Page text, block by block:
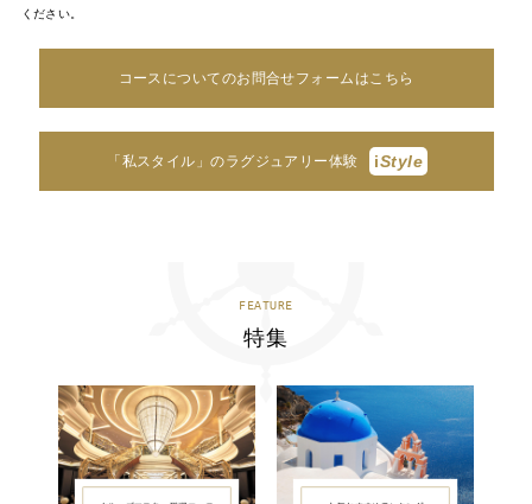
ください。
コースについてのお問合せフォームはこちら
「私スタイル」のラグジュアリー体験 iStyle
FEATURE
特集